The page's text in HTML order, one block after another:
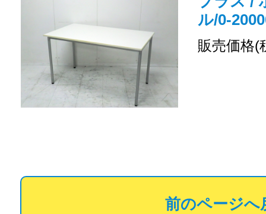
ル/0-
販売価格(
前のページへ